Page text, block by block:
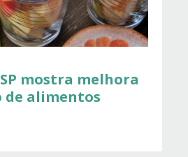
mostra melhora
de alimentos